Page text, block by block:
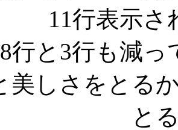
11行表示さ
行と3行も減
美しさをとる
と